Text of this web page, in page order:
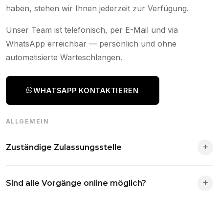
haben, stehen wir Ihnen jederzeit zur Verfügung.
Unser Team ist telefonisch, per E-Mail und via
WhatsApp erreichbar — persönlich und ohne
automatisierte Warteschlangen.
WHATSAPP KONTAKTIEREN
ALLGEMEIN
Zuständige Zulassungsstelle
Antrag wird automatisch an die richtige Stelle weitergeleitet.
Sind alle Vorgänge online möglich?